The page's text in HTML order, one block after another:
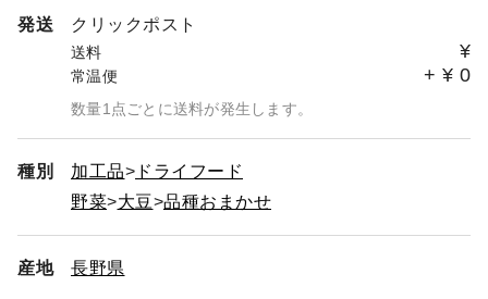
発送 クリックポスト
送料 ¥
常温便 + ¥ 0
数量1点ごとに送料が発生します。
種別 加工品
ドライフード
野菜
大豆 品種おまかせ
産地 長野県